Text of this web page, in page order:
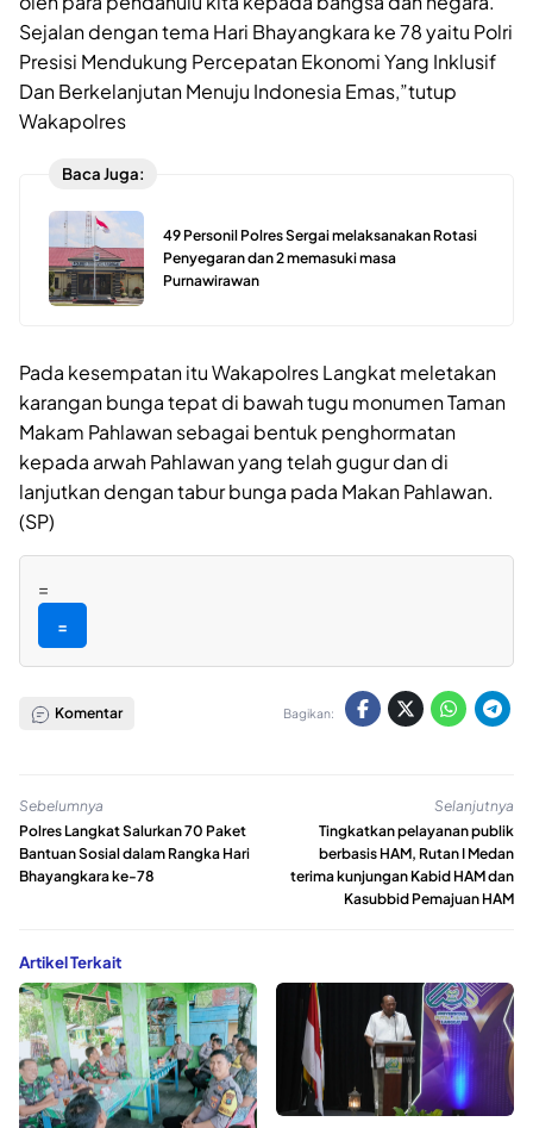
Sejalan dengan tema Hari Bhayangkara ke 78 yaitu Polri
Presisi Mendukung Percepatan Ekonomi Yang Inklusif
Dan Berkelanjutan Menuju Indonesia Emas,”tutup
Wakapolres
Baca Juga:
49 Personil Polres Sergai melaksanakan Rotasi
Penyegaran dan 2 memasuki masa
Purnawirawan
Pada kesempatan itu Wakapolres Langkat meletakan
karangan bunga tepat di bawah tugu monumen Taman
Makam Pahlawan sebagai bentuk penghormatan
kepada arwah Pahlawan yang telah gugur dan di
lanjutkan dengan tabur bunga pada Makan Pahlawan.
(SP)
=
=
Komentar Bagikan:
Sebelumnya
Polres Langkat Salurkan 70 Paket
Bantuan Sosial dalam Rangka Hari
Bhayangkara ke-78
Selanjutnya
Tingkatkan pelayanan publik
berbasis HAM, Rutan I Medan
terima kunjungan Kabid HAM dan
Kasubbid Pemajuan HAM
Artikel Terkait